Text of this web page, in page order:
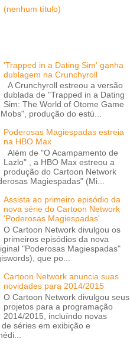
(nenhum título)
'Trapped in a Dating Sim' ganha
dublagem na Crunchyroll
A Crunchyroll estreou a versão
dublada de "Trapped in a Dating
Sim: The World of Otome Game
produção do estú...
Poderosas Magiespadas estreia
na HBO Max
Além de "O Acampamento de
Lazlo" , a HBO Max estreou a
produção do Cartoon Network
Magiespadas" (Mi...
Assista ao primeiro episódio da
nova série do Cartoon Network
'Poderosas Magiespadas'
O Cartoon Network divulgou os
primeiros episódios da nova
"Poderosas Magiespadas"
que po...
Cartoon Network anuncia suas
novidades para 2014/2015
O Cartoon Network divulgou seus
projetos para a programação
2014/2015, incluíndo novas
séries em exibição e